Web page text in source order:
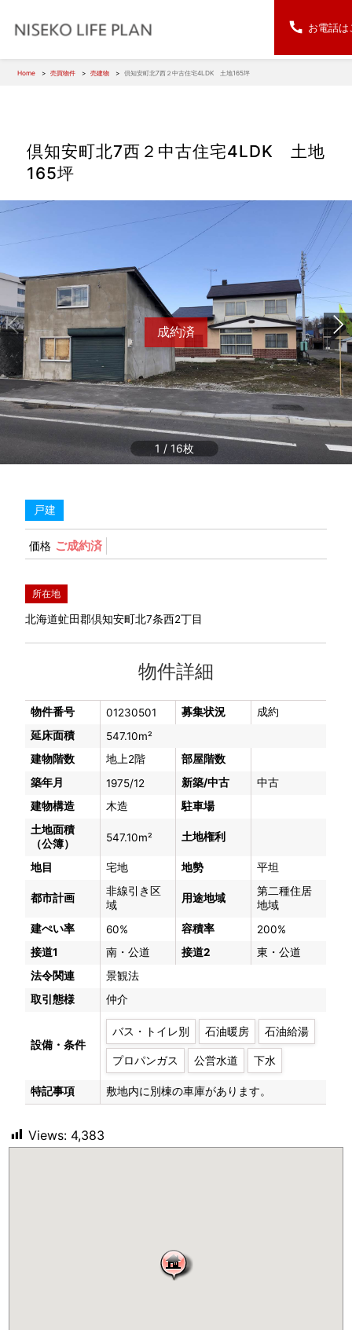
Home 売買物件 売建物 倶知安町北7西２中古住宅4LDK 土地165坪
倶知安町北7西２中古住宅4LDK 土地
165坪
成
約
済
成約済
1 / 16
戸建
価格 ご成約済
所在地
北海道虻田郡倶知安町北7条西2丁目
物件詳細
物件番号 01230501 募集状況
成約
延床面積
547.10m²
建物階数
地上2階
部屋階数
築年月
1975/12 新築/中古
中古
建物構造
木造
駐車場
土地面積
（公簿）
547.10m² 土地権利
地目 宅地 地勢 平坦
都市計画
非線引き区
域
用途地域
第二種住居
地域
建ぺい率
60% 容積率
200%
接道1
南・公道 接道2
東・公道
法令関連
景観法
取引態様
仲介
設備・条件
バス・トイレ別 石油暖房 石油給湯
プロパンガス 公営水道 下水
特記事項 敷地内に別棟の車庫があります。
Views: 4,383
お電話は